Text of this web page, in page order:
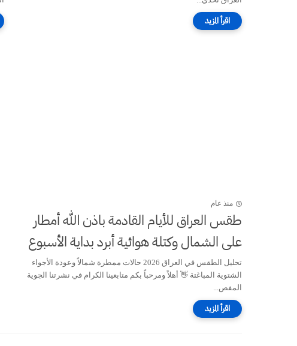
منذ عام
طقس العراق للأيام القادمة باذن الله أمطار
على الشمال وكتلة هوائية أبرد بداية الأسبوع
تحليل الطقس في العراق 2026 حالات ممطرة شمالاً وعودة الأجواء
الشتوية المباغتة 👋 أهلاً ومرحباً بكم متابعينا الكرام في نشرتنا الجوية
المفص...